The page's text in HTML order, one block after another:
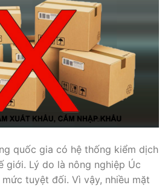
quốc gia có hệ thống kiểm dịch
giới. Lý do là nông nghiệp Úc
tuyệt đối. Vì vậy, nhiều mặt